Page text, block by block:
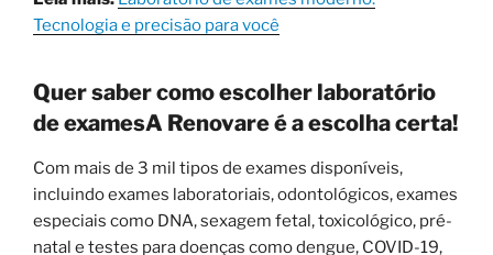
Tecnologia e precisão para você
Quer saber como escolher laboratório
de examesA Renovare é a escolha certa!
Com mais de 3 mil tipos de exames disponíveis,
incluindo exames laboratoriais, odontológicos, exames
especiais como DNA, sexagem fetal, toxicológico, pré-
natal e testes para doenças como dengue, COVID-19,